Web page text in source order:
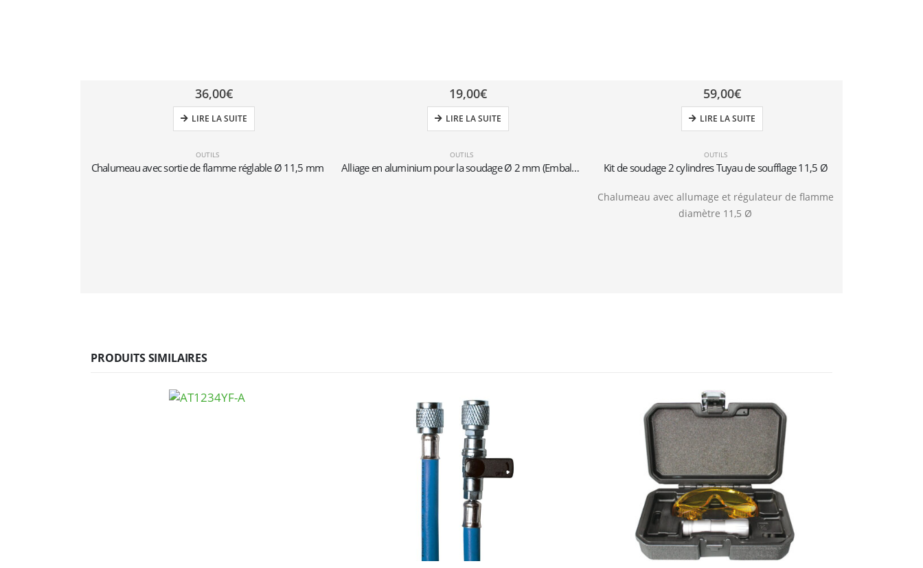
OUTILS
Chalumeau avec sortie de flamme réglable Ø 11,5 mm
36,00€
LIRE LA SUITE
OUTILS
Alliage en aluminium pour la soudage Ø 2 mm (Emballage de 10 baguettes)
19,00€
LIRE LA SUITE
OUTILS
Kit de soudage 2 cylindres Tuyau de soufflage 11,5 Ø
Chalumeau avec allumage et régulateur de flamme
diamètre 11,5 Ø
59,00€
LIRE LA SUITE
PRODUITS SIMILAIRES